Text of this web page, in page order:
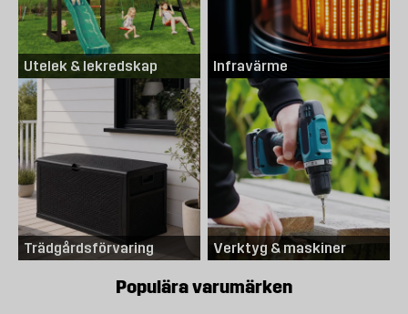
Utelek & lekredskap Infravärme
Trädgårdsförvaring Verktyg & maskiner
Populära varumärken